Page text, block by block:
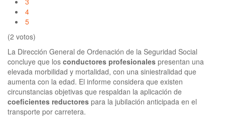
4
5
(2 votos)
La Dirección General de Ordenación de la Seguridad Social
concluye que los conductores profesionales presentan una
elevada morbilidad y mortalidad, con una siniestralidad que
aumenta con la edad. El informe considera que existen
circunstancias objetivas que respaldan la aplicación de
coeficientes reductores para la jubilación anticipada en el
transporte por carretera.